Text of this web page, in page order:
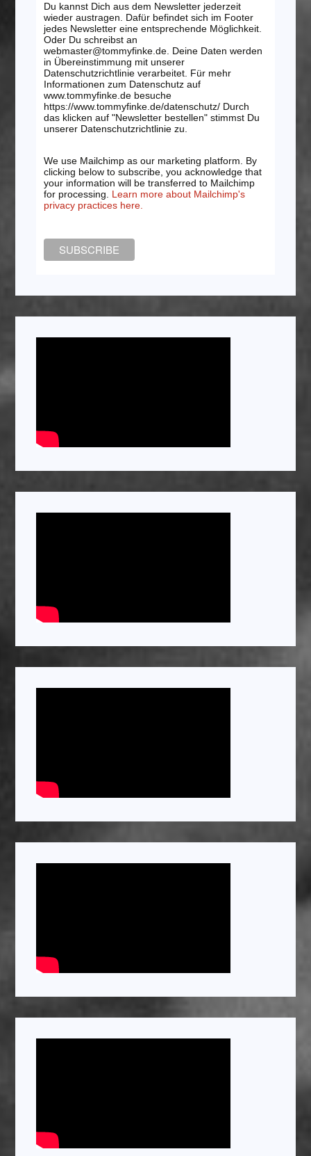
Du kannst Dich aus dem Newsletter jederzeit
wieder austragen. Dafür befindet sich im Footer
jedes Newsletter eine entsprechende Möglichkeit.
Oder Du schreibst an
webmaster@tommyfinke.de. Deine Daten werden
in Übereinstimmung mit unserer
Datenschutzrichtlinie verarbeitet. Für mehr
Informationen zum Datenschutz auf
www.tommyfinke.de besuche
https://www.tommyfinke.de/datenschutz/ Durch
das klicken auf "Newsletter bestellen" stimmst Du
unserer Datenschutzrichtlinie zu.
We use Mailchimp as our marketing platform. By
clicking below to subscribe, you acknowledge that
your information will be transferred to Mailchimp
for processing. Learn more about Mailchimp's
privacy practices here.